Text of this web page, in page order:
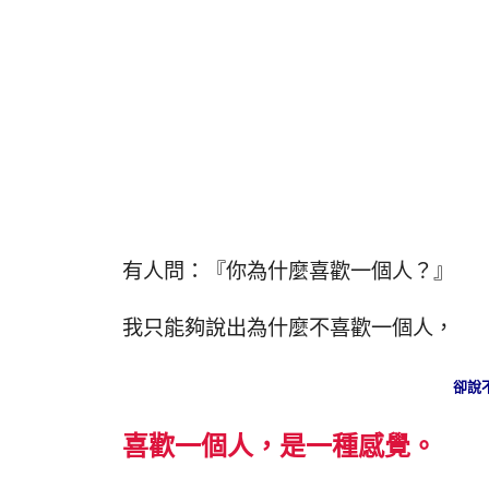
有人問：『你為什麼喜歡一個人？』
我只能夠說出為什麼不喜歡一個人，
卻說
喜歡一個人，是一種感覺。